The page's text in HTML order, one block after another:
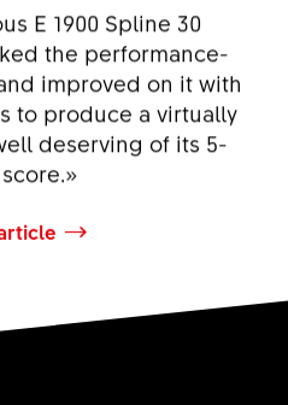
E 1900 Spline 30
the performance-
improved on it with
to produce a virtually
deserving of its 5-